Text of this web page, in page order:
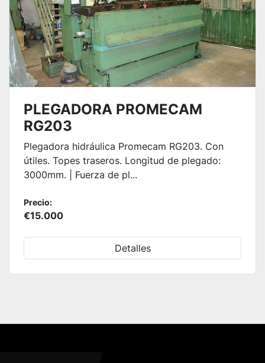
PLEGADORA PROMECAM
RG203
Plegadora hidráulica Promecam RG203. Con
útiles. Topes traseros. Longitud de plegado:
3000mm. | Fuerza de pl...
Precio:
€15.000
Detalles